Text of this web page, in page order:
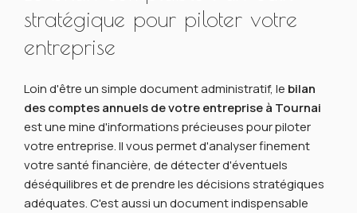
stratégique pour piloter votre
entreprise
Loin d'être un simple document administratif, le bilan
des comptes annuels de votre entreprise à Tournai
est une mine d'informations précieuses pour piloter
votre entreprise. Il vous permet d'analyser finement
votre santé financière, de détecter d'éventuels
déséquilibres et de prendre les décisions stratégiques
adéquates. C'est aussi un document indispensable